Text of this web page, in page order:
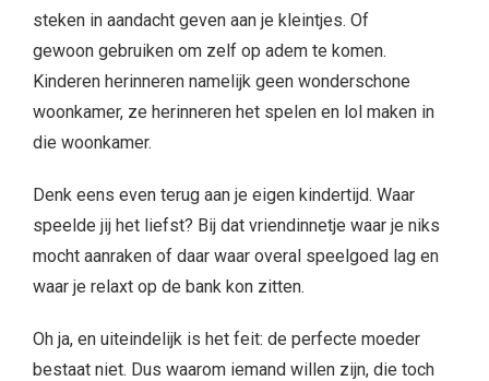
steken in aandacht geven aan je kleintjes. Of
gewoon gebruiken om zelf op adem te komen.
Kinderen herinneren namelijk geen wonderschone
woonkamer, ze herinneren het spelen en lol maken in
die woonkamer.
Denk eens even terug aan je eigen kindertijd. Waar
speelde jij het liefst? Bij dat vriendinnetje waar je niks
mocht aanraken of daar waar overal speelgoed lag en
waar je relaxt op de bank kon zitten.
Oh ja, en uiteindelijk is het feit: de perfecte moeder
bestaat niet. Dus waarom iemand willen zijn, die toch